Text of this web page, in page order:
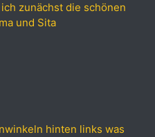
zunächst die schönen
und Sita
hinten links was